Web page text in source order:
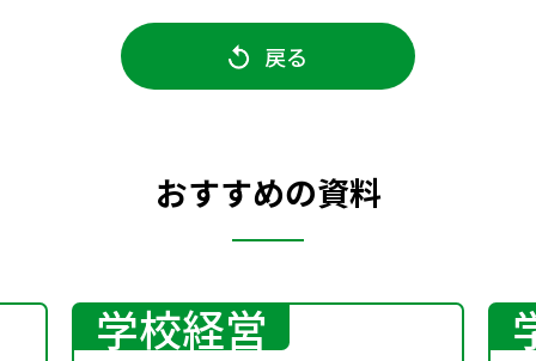
戻る
おすすめの資料
学校経営